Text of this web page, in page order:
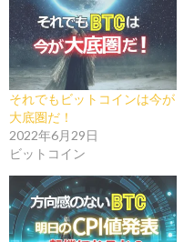
それでもビットコインは今が
大底圏だ！
2022年6月29日
ビットコイン